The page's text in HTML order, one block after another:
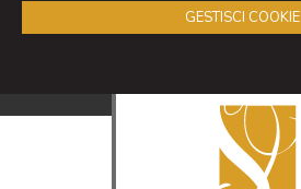
GESTISCI COOKIE